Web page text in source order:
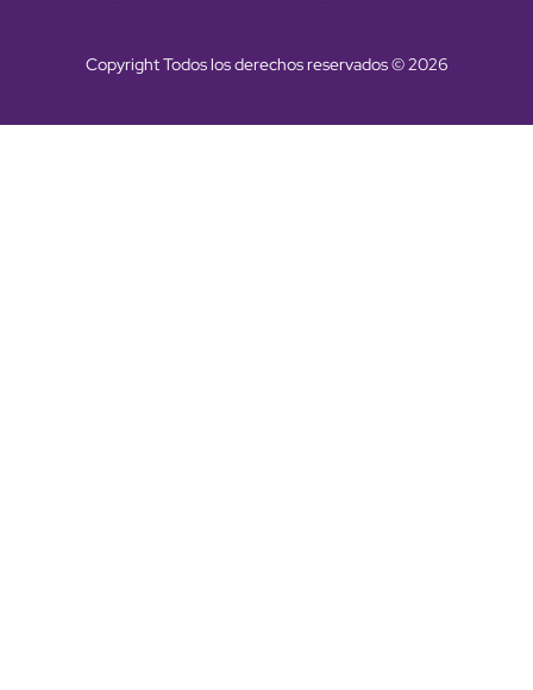
Copyright Todos los derechos reservados © 2026